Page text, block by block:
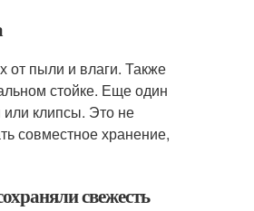
от пыли и влаги. Также
стойке. Еще один
клипсы. Это не
совместное хранение,
свежесть